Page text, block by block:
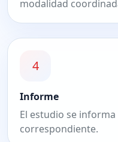
modalidad
4
Informe
El estudio se
correspondiente.